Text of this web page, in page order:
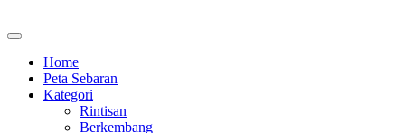
Home
Peta Sebaran
Kategori
Rintisan
Berkembang